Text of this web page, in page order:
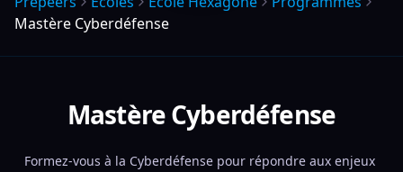
Mastère Cyberdéfense
Mastère Cyberdéfense
Formez-vous à la Cyberdéfense pour répondre aux enjeux